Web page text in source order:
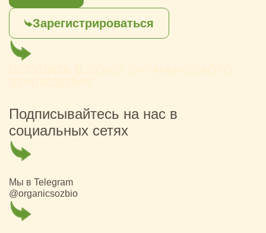
Зарегистрироваться
Подписывайтесь на нас в
социальных сетях
Мы в Telegram
@organicsozbio